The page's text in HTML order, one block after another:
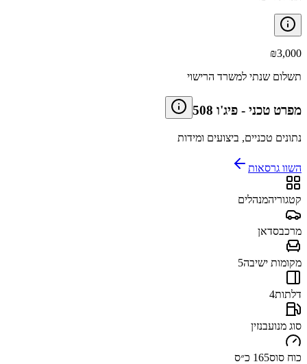
₪3,000
תשלום שנתי למשרד הרישוי
מפרט טכני - פיג'ו 508
נתונים טכניים, ביצועים ומידות
השוו גרסאות
קטגוריהמנהלים
מרכבסדאן
מקומות ישיבה5
דלתות4
סוג מנועבנזין
כוח סוס165 כ״ס